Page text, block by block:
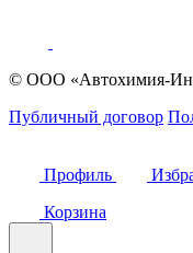
© ООО «Автохимия-
Публичный договор
Профиль
Корзина